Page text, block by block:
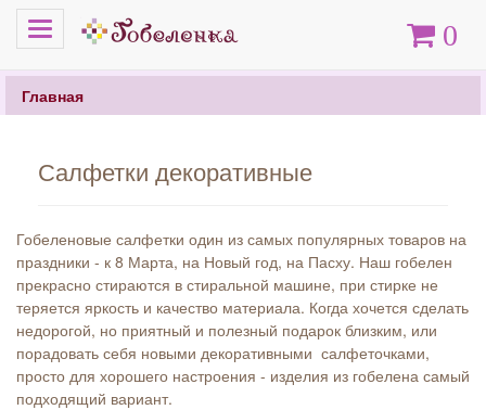
Меню Корзина
0
Главная
Салфетки декоративные
Гобеленовые салфетки один из самых популярных товаров на
праздники - к 8 Марта, на Новый год, на Пасху. Наш гобелен
прекрасно стираются в стиральной машине, при стирке не
теряется яркость и качество материала. Когда хочется сделать
недорогой, но приятный и полезный подарок близким, или
порадовать себя новыми декоративными салфеточками,
просто для хорошего настроения - изделия из гобелена самый
подходящий вариант.